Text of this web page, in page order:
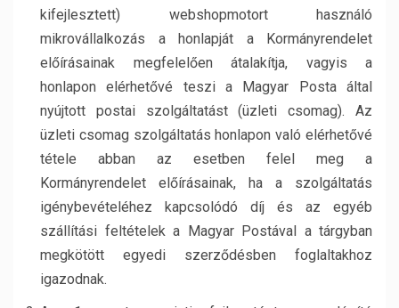
kifejlesztett) webshopmotort használó
mikrovállalkozás a honlapját a Kormányrendelet
előírásainak megfelelően átalakítja, vagyis a
honlapon elérhetővé teszi a Magyar Posta által
nyújtott postai szolgáltatást (üzleti csomag). Az
üzleti csomag szolgáltatás honlapon való elérhetővé
tétele abban az esetben felel meg a
Kormányrendelet előírásainak, ha a szolgáltatás
igénybevételéhez kapcsolódó díj és az egyéb
szállítási feltételek a Magyar Postával a tárgyban
megkötött egyedi szerződésben foglaltakhoz
igazodnak.